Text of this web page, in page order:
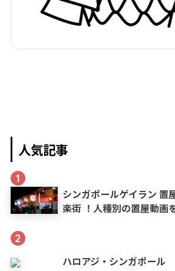
人気記事
1
シンガポールゲイラン 置
楽街 ！人種別の置屋動画
2
ハロアジ・シンガポール